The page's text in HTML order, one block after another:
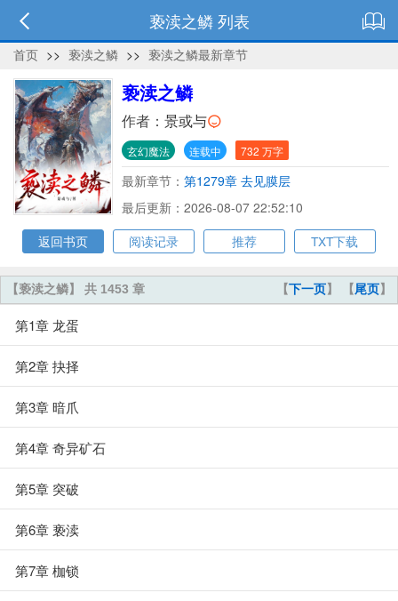
亵渎之鳞 列表
首页 >> 亵渎之鳞 >> 亵渎之鳞最新章节
亵渎之鳞
作者： 景或与
玄幻魔法 连载中 732 万字
最新章节： 第1279章 去见膜层
最后更新：2026-08-07 22:52:10
返回书页
阅读记录 推荐 TXT下载
【下一页】 【尾页】
【亵渎之鳞】 共 1453 章
第1章 龙蛋
第2章 抉择
第3章 暗爪
第4章 奇异矿石
第5章 突破
第6章 亵渎
第7章 枷锁